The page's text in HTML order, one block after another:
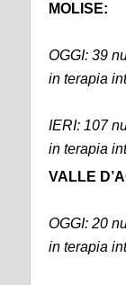
MOLISE:
OGGI: 39
in terapia
IERI: 107
in terapia
VALLE
OGGI: 20
in terapia